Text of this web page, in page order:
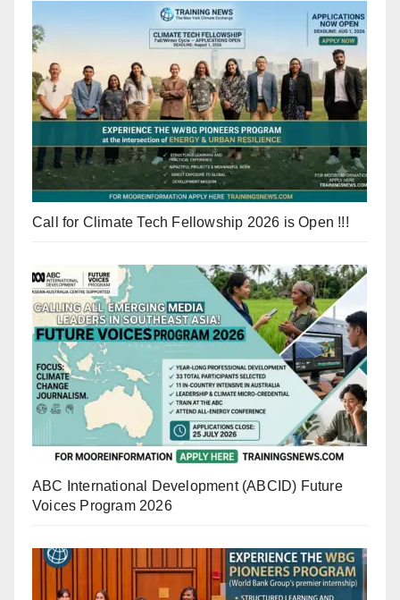
Call for Climate Tech Fellowship 2026 is Open !!!
ABC International Development (ABCID) Future
Voices Program 2026